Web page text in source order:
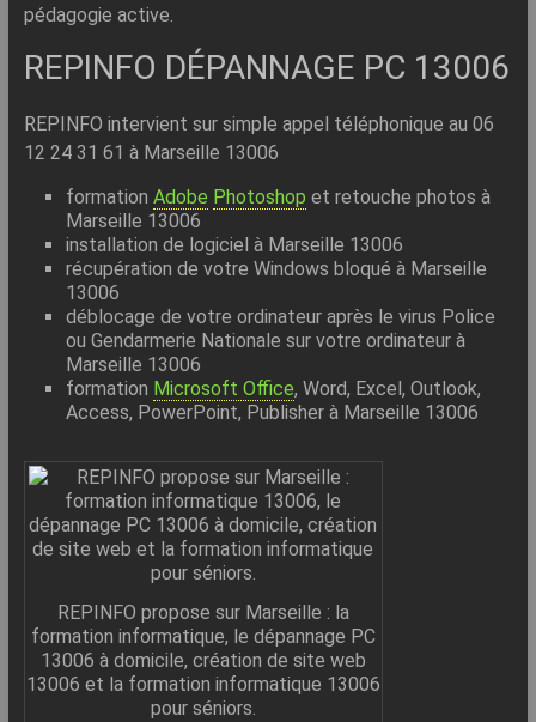
pédagogie active.
REPINFO DÉPANNAGE PC 13006
REPINFO intervient sur simple appel téléphonique au 06
12 24 31 61 à Marseille 13006
formation Adobe Photoshop et retouche photos à
Marseille 13006
installation de logiciel à Marseille 13006
récupération de votre Windows bloqué à Marseille
13006
déblocage de votre ordinateur après le virus Police
ou Gendarmerie Nationale sur votre ordinateur à
Marseille 13006
formation Microsoft Office, Word, Excel, Outlook,
Access, PowerPoint, Publisher à Marseille 13006
REPINFO propose sur Marseille : la
formation informatique, le dépannage PC
13006 à domicile, création de site web
13006 et la formation informatique 13006
pour séniors.